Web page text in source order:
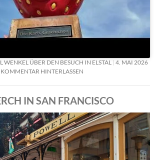
ÜBER DEN BESUCH IN ELSTAL
4. MAI 2026
KOMMENTAR HINTERLASSEN
IN SAN FRANCISCO